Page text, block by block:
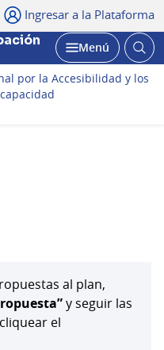
Ingresar a la Plataforma
Abrir
Menú
por la Accesibilidad y los
al plan,
y seguir las
el